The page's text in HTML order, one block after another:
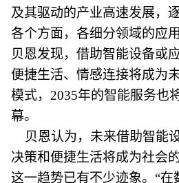
及其驱动的产业高速发展，
各个方面，各细分领域的应
贝恩发现，借助智能设备或
便捷生活、情感连接将成为
模式，2035年的智能服务也
幕。
贝恩认为，未来借助智能
决策和便捷生活将成为社会
这一趋势已有不少迹象。“在